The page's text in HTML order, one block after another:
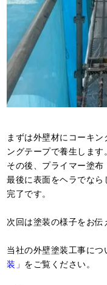
まずは外壁材にコーキ
ングテープで養生します。
その後、プライマー塗布
最後に表面をヘラでな
完了です。
次回は塗装の様子をお伝
当社の外壁塗装工事に
装」 をご覧ください。